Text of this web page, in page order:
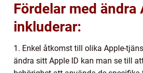
Fördelar med ändra
inkluderar:
1. Enkel åtkomst till olika Apple-
ändra sitt Apple ID kan man se till